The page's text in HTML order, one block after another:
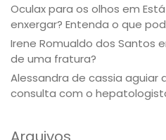
Oculax para os olhos em
enxergar? Entenda o que
Irene Romualdo dos Santos
de uma fratura?
Alessandra de cassia aguiar
consulta com o